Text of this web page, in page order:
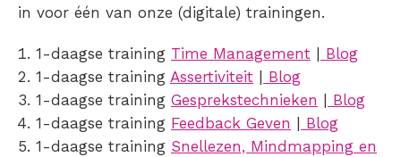
in voor één van onze (digitale) trainingen.
1-daagse training Time Management
Blog
1-daagse training Assertiviteit
Blog
1-daagse training Gesprekstechnieken
Blog
1-daagse training Feedback Geven
Blog
1-daagse training Snellezen, Mindmapping en